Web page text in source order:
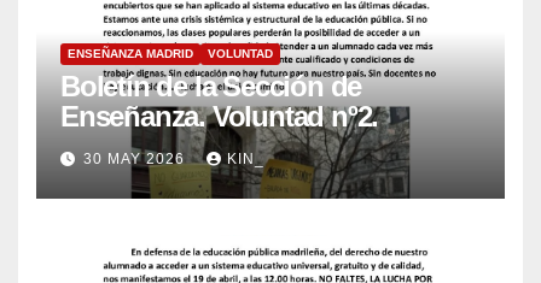
ENSEÑANZA MADRID VOLUNTAD
Boletín de la Sección de
Enseñanza. Voluntad nº2.
30 MAY 2026 KIN_